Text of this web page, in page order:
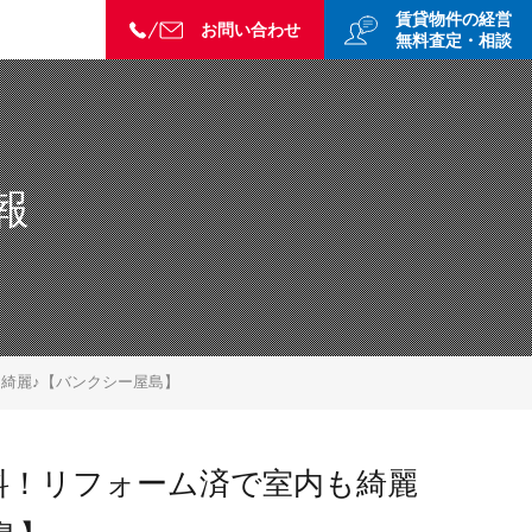
お問い合わせ
賃貸物件の経営
無料査定・相談
麗♪【バンクシー屋島】
リフォーム済で室内も綺麗